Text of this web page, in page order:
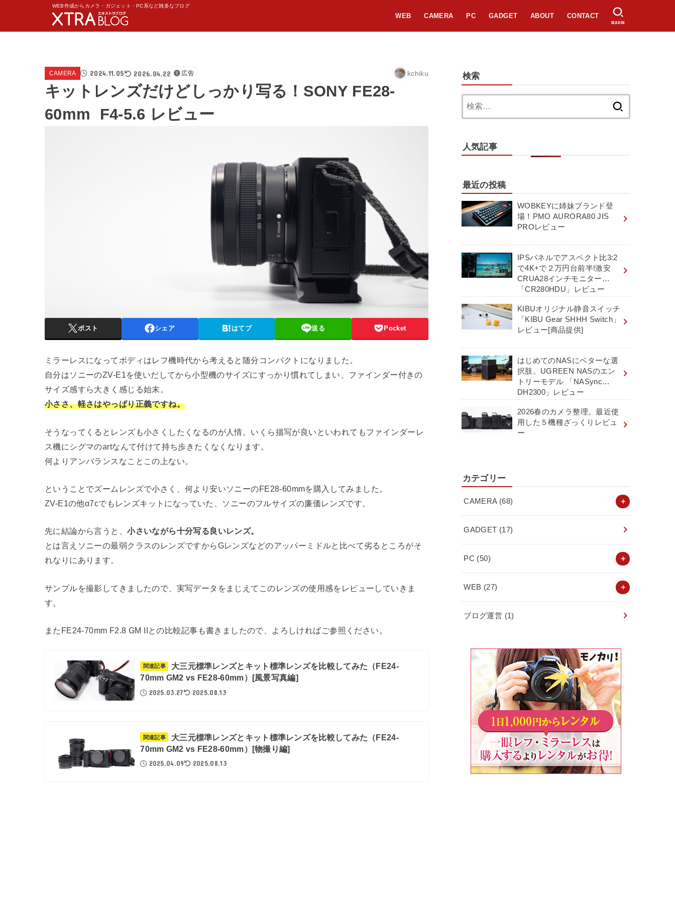
WEB作成からカメラ・ガジェット・PC系など雑多なブログ
WEB CAMERA PC GADGET ABOUT CONTACT
SEARCH
CAMERA 2024.11.05 2026.04.22 広告 kchiku
キットレンズだけどしっかり写る！SONY FE28-
60mm F4-5.6 レビュー
ポスト シェア はてブ 送る Pocket
ミラーレスになってボディはレフ機時代から考えると随分コンパクトになりました。
自分はソニーのZV-E1を使いだしてから小型機のサイズにすっかり慣れてしまい、ファインダー付きの
サイズ感すら大きく感じる始末。
小ささ、軽さはやっぱり正義ですね。
そうなってくるとレンズも小さくしたくなるのが人情。いくら描写が良いといわれてもファインダーレ
ス機にシグマのartなんて付けて持ち歩きたくなくなります。
何よりアンバランスなことこの上ない。
ということでズームレンズで小さく、何より安いソニーのFE28-60mmを購入してみました。
ZV-E1の他α7cでもレンズキットになっていた、ソニーのフルサイズの廉価レンズです。
先に結論から言うと、小さいながら十分写る良いレンズ。
とは言えソニーの最弱クラスのレンズですからGレンズなどのアッパーミドルと比べて劣るところがそ
れなりにあります。
サンプルを撮影してきましたので、実写データをまじえてこのレンズの使用感をレビューしていきま
す。
またFE24-70mm F2.8 GM IIとの比較記事も書きましたので、よろしければご参照ください。
関連記事
大三元標準レンズとキット標準レンズを比較してみた（FE24-
70mm GM2 vs FE28-60mm）[風景写真編]
2025.03.27 2025.08.13
関連記事
大三元標準レンズとキット標準レンズを比較してみた（FE24-
70mm GM2 vs FE28-60mm）[物撮り編]
2025.04.09 2025.08.13
検索
人気記事
最近の投稿
WOBKEYに姉妹ブランド登
場！PMO AURORA80 JIS
PROレビュー
IPSパネルでアスペクト比3:2
で4K+で２万円台前半!激安
CRUA28インチモニター
「CR280HDU」レビュー
KIBUオリジナル静音スイッチ
「KIBU Gear SHHH Switch」
レビュー[商品提供]
はじめてのNASにベターな選
択肢。UGREEN NASのエン
トリーモデル 「NASync
DH2300」レビュー
2026春のカメラ整理。最近使
用した５機種ざっくりレビュ
ー
カテゴリー
CAMERA (68)
GADGET (17)
PC (50)
WEB (27)
ブログ運営 (1)